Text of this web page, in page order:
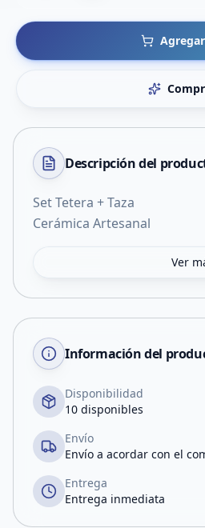
Descripción del
Set Tetera + Taza
Ver
Información del
Disponibilidad
10 disponibles
Envío
Envío a acordar con el
Entrega
Entrega inmediata